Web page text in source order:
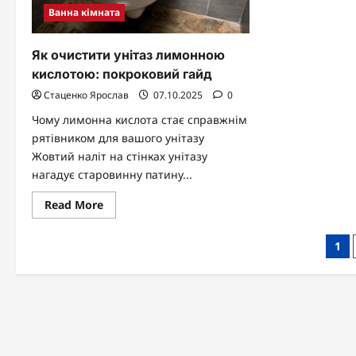
Ванна кімната
Як очистити унітаз лимонною
кислотою: покроковий гайд
Стаценко Ярослав 07.10.2025 0
Чому лимонна кислота стає справжнім
рятівником для вашого унітазу
Жовтий наліт на стінках унітазу
нагадує старовинну патину...
Read MoreRead
more
1